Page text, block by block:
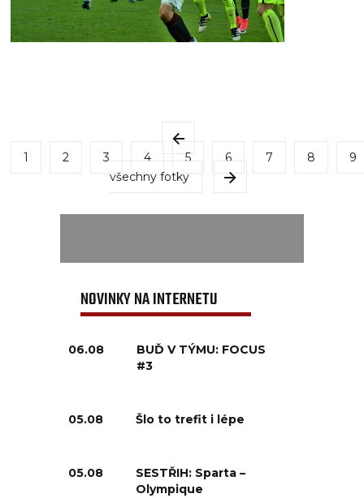
1 2 3 4 5 6 7 8
9
všechny fotky
NOVINKY NA INTERNETU
06.08
BUĎ V TÝMU: FOCUS
#3
05.08 Šlo to trefit i lépe
05.08
SESTŘIH: Sparta –
Olympique